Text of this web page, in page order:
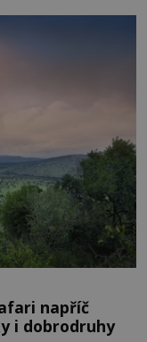
napříč
i dobrodruhy